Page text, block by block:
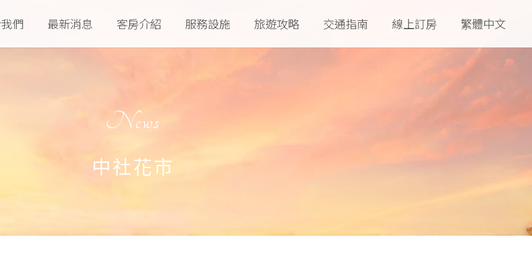
們 最新消息 客房介紹 服務設施 旅遊攻略 交通指南 線上訂房 繁體中文
News
中社花市